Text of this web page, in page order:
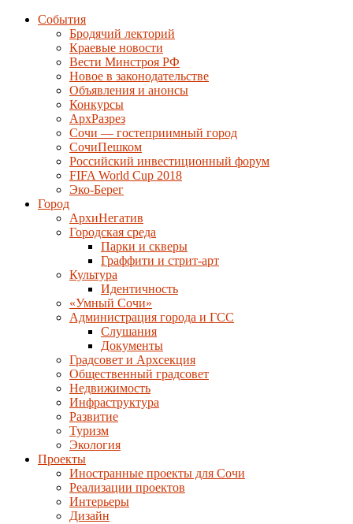
События
Бродячий лекторий
Краевые новости
Вести Минстроя РФ
Новое в законодательстве
Объявления и анонсы
Конкурсы
АрхРазрез
Сочи — гостеприимный город
СочиПешком
Российский инвестиционный форум
FIFA World Cup 2018
Эко-Берег
Город
АрхиНегатив
Городская среда
Парки и скверы
Граффити и стрит-арт
Культура
Идентичность
«Умный Сочи»
Администрация города и ГСС
Слушания
Документы
Градсовет и Архсекция
Общественный градсовет
Недвижимость
Инфраструктура
Развитие
Туризм
Экология
Проекты
Иностранные проекты для Сочи
Реализации проектов
Интерьеры
Дизайн